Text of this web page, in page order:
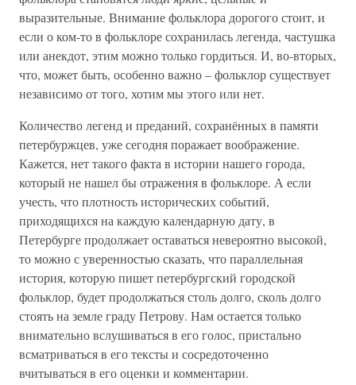
выразительные. Внимание фольклора дорогого стоит, и
если о ком-то в фольклоре сохранилась легенда, частушка
или анекдот, этим можно только гордиться. И, во-вторых,
что, может быть, особенно важно – фольклор существует
независимо от того, хотим мы этого или нет.
Количество легенд и преданий, сохранённых в памяти
петербуржцев, уже сегодня поражает воображение.
Кажется, нет такого факта в истории нашего города,
который не нашел бы отражения в фольклоре. А если
учесть, что плотность исторических событий,
приходящихся на каждую календарную дату, в
Петербурге продолжает оставаться невероятно высокой,
то можно с уверенностью сказать, что параллельная
история, которую пишет петербургский городской
фольклор, будет продолжаться столь долго, сколь долго
стоять на земле граду Петрову. Нам остается только
внимательно вслушиваться в его голос, пристально
всматриваться в его тексты и сосредоточенно
вчитываться в его оценки и комментарии.